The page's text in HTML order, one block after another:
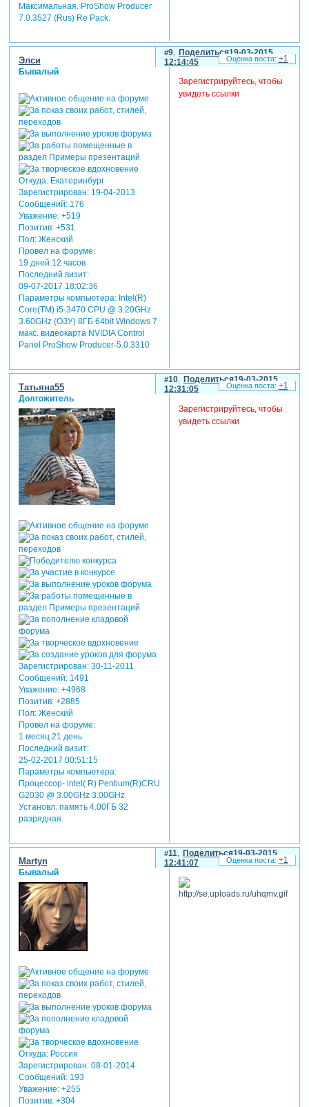
Максимальная. ProShow Producer
7.0.3527 (Rus) Re Pack.
Поделиться
9
19-03-2015
12:14:45
Элси
Бывалый
Откуда:Екатеринбург
Зарегистрирован: 19-04-2013
Сообщений:176
Уважение: +519
Позитив: +531
Пол:Женский
Провел на форуме:
19 дней 12 часов
Последний визит:
09-07-2017 18:02:36
Параметры компьютера:Intel(R)
Core(TM) i5-3470 CPU @ 3.20GHz
3.60GHz (ОЗУ) 8ГБ 64bit Windows 7
макс. видеокарта NVIDIA Control
Panel ProShow Producer-5.0.3310
Зарегистрируйтесь, чтобы
увидеть ссылки
+1
Поделиться
10
19-03-2015
12:31:05
Татьяна55
Долгожитель
Зарегистрирован: 30-11-2011
Сообщений:1491
Уважение: +4968
Позитив: +2885
Пол:Женский
Провел на форуме:
1 месяц 21 день
Последний визит:
25-02-2017 00:51:15
Параметры компьютера:
Процессор- intel( R) Pentium(R)CRU
G2030 @ 3.00GHz 3.00GHz
Установл. память 4.00ГБ 32
разрядная.
Зарегистрируйтесь, чтобы
увидеть ссылки
+1
Поделиться
11
19-03-2015
12:41:07
Martyn
Бывалый
Откуда:Россия
Зарегистрирован: 08-01-2014
Сообщений:193
Уважение: +255
Позитив: +304
+1